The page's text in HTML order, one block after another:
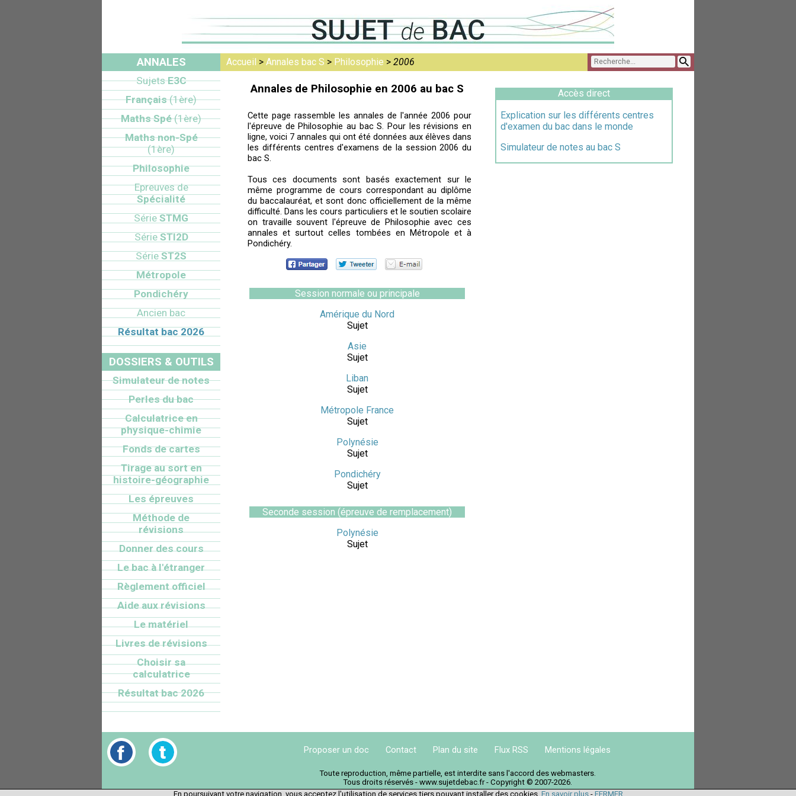
Accueil > Annales bac S > Philosophie > 2006
Annales de Philosophie en 2006 au bac S
Cette page rassemble les annales de l'année 2006 pour
l'épreuve de Philosophie au bac S. Pour les révisions en
ligne, voici 7 annales qui ont été données aux élèves dans
les différents centres d'examens de la session 2006 du
bac S.
Tous ces documents sont basés exactement sur le
même programme de cours correspondant au diplôme
du baccalauréat, et sont donc officiellement de la même
difficulté. Dans les cours particuliers et le soutien scolaire
on travaille souvent l'épreuve de Philosophie avec ces
annales et surtout celles tombées en Métropole et à
Pondichéry.
Session normale ou principale
Amérique du Nord
Sujet
Asie
Sujet
Liban
Sujet
Métropole France
Sujet
Polynésie
Sujet
Pondichéry
Sujet
Seconde session (épreuve de remplacement)
Polynésie
Sujet
Accès direct
Explication sur les différents centres
d'examen du bac dans le monde
Simulateur de notes au bac S
ANNALES
SujetsE3C
Français(1ère)
Maths Spé(1ère)
Maths non-Spé
(1ère)
Philosophie
Epreuves de
Spécialité
Série STMG
SérieSTI2D
Série ST2S
Métropole
Pondichéry
Ancien bac
Résultat bac 2026
DOSSIERS & OUTILS
Simulateur de notes
Perles du bac
Calculatrice en
physique-chimie
Fonds de cartes
Tirage au sort en
histoire-géographie
Les épreuves
Méthode de
révisions
Donner des cours
Le bac à l'étranger
Règlement officiel
Aide aux révisions
Le matériel
Livres de révisions
Choisir sa
calculatrice
Résultat bac 2026
Proposer un doc Contact Plan du site Flux RSS Mentions légales
Toute reproduction, même partielle, est interdite sans l'accord des webmasters.
Tous droits réservés - www.sujetdebac.fr - Copyright © 2007-2026.
En poursuivant votre navigation, vous acceptez l'utilisation de services tiers pouvant installer des cookies. En savoir plus- FERMER